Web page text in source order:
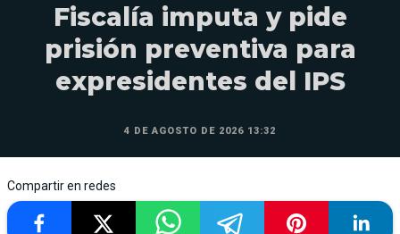
Fiscalía imputa y pide
prisión preventiva para
expresidentes del IPS
4 DE AGOSTO DE 2026 13:32
Compartir en redes